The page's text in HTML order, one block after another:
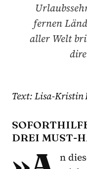
fernen
aller Welt
Text: Lisa-Kristin
DREI MUST-
n